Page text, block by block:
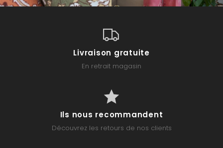
Livraison gratuite
En retrait magasin
Ils nous recommandent
Découvrez les retours de nos clients